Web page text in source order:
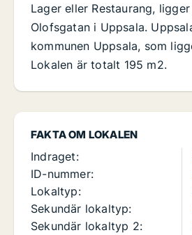
FAKTA OM LOKALEN
Indraget:
ID-nummer:
Lokaltyp:
Sekundär lokaltyp:
Sekundär lokaltyp 2:
Lager eller Restaurang,
Olofsgatan i Uppsala.
kommunen Uppsala, som
Lokalen är totalt 195 m2.